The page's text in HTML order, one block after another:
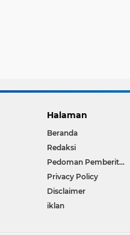
Halaman
Beranda
Redaksi
Pedoman Pemberitaan Media Siber
Privacy Policy
Disclaimer
iklan